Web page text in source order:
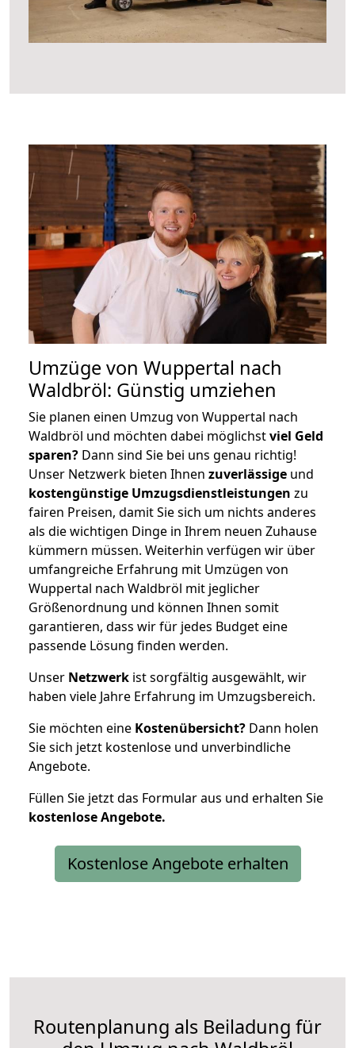
Umzüge von Wuppertal nach
Waldbröl: Günstig umziehen
Sie planen einen Umzug von Wuppertal nach
Waldbröl und möchten dabei möglichstviel Geld
sparen? Dann sind Sie bei uns genau richtig!
Unser Netzwerk bieten Ihnen zuverlässige und
kostengünstige Umzugsdienstleistungen zu
fairen Preisen, damit Sie sich um nichts anderes
als die wichtigen Dinge in Ihrem neuen Zuhause
kümmern müssen. Weiterhin verfügen wir über
umfangreiche Erfahrung mit Umzügen von
Wuppertal nach Waldbröl mit jeglicher
Größenordnung und können Ihnen somit
garantieren, dass wir für jedes Budget eine
passende Lösung finden werden.
Unser Netzwerk ist sorgfältig ausgewählt, wir
haben viele Jahre Erfahrung im Umzugsbereich.
Sie möchten eine Kostenübersicht? Dann holen
Sie sich jetzt kostenlose und unverbindliche
Angebote.
Füllen Sie jetzt das Formular aus und erhalten Sie
kostenloseAngebote.
Kostenlose Angebote erhalten
Routenplanung als Beiladung für